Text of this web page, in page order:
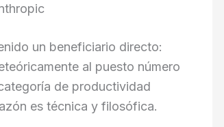
un beneficiario directo:
al puesto número
de productividad
es técnica y filosófica.